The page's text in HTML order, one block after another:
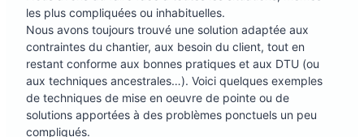
les plus compliquées ou inhabituelles.
Nous avons toujours trouvé une solution adaptée aux
contraintes du chantier, aux besoin du client, tout en
restant conforme aux bonnes pratiques et aux DTU (ou
aux techniques ancestrales…). Voici quelques exemples
de techniques de mise en oeuvre de pointe ou de
solutions apportées à des problèmes ponctuels un peu
compliqués.